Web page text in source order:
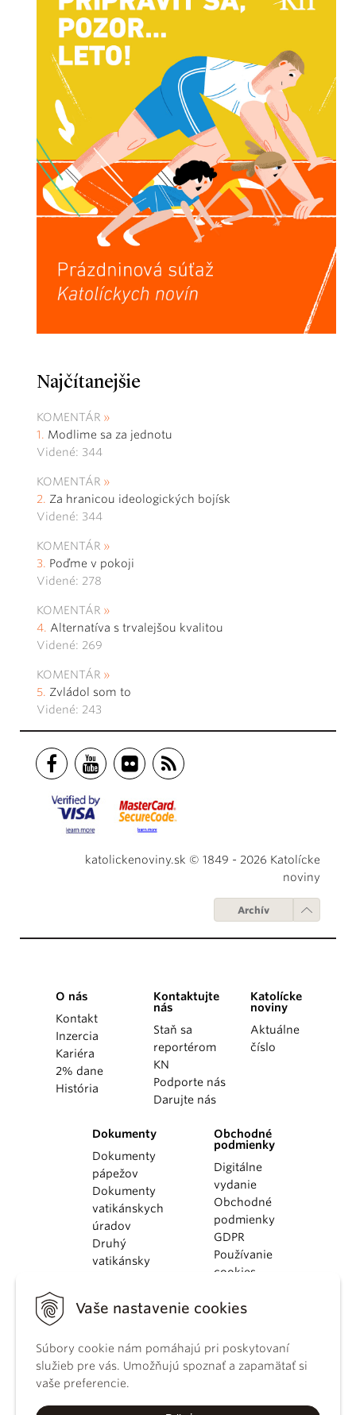
Vaše nastavenie cookies
Súbory cookie nám pomáhajú pri poskytovaní
služieb pre vás. Umožňujú spoznať a zapamätať si
vaše preferencie.
Najčítanejšie
KOMENTÁR
Modlime sa za jednotu
Videné: 344
KOMENTÁR
Za hranicou ideologických bojísk
Videné: 344
KOMENTÁR
Poďme v pokoji
Videné: 278
KOMENTÁR
Alternatíva s trvalejšou kvalitou
Videné: 269
KOMENTÁR
Zvládol som to
Videné: 243
katolickenoviny.sk © 1849 - 2026 Katolícke
noviny
Archív
O nás
Kontakt
Inzercia
Kariéra
2% dane
História
Kontaktujte
nás
Staň sa
reportérom
KN
Podporte nás
Darujte nás
Katolícke
noviny
Aktuálne
číslo
Dokumenty
Dokumenty
pápežov
Dokumenty
vatikánskych
úradov
Druhý
vatikánsky
KBS
kánonického
práva
Katechizmus
Obchodné
podmienky
Digitálne
vydanie
Obchodné
podmienky
GDPR
Používanie
cookies